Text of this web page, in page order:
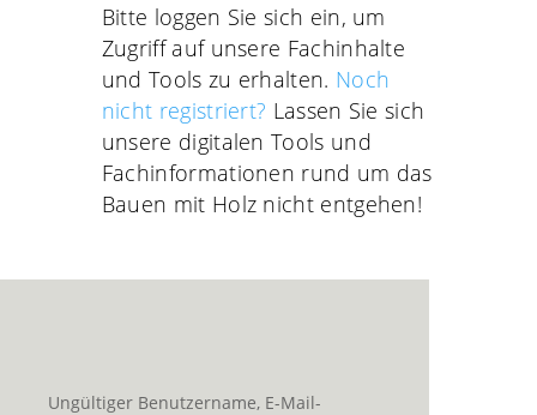
Bitte loggen Sie sich ein, um
Zugriff auf unsere Fachinhalte
und Tools zu erhalten. Noch
nicht registriert? Lassen Sie sich
unsere digitalen Tools und
Fachinformationen rund um das
Bauen mit Holz nicht entgehen!
Ungültiger Benutzername, E-Mail-